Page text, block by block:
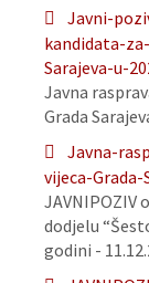
Javni-
kandidata-
Sarajeva-u-
Javna
Grada
Javna-
vijeca-
JAVNIPOZIV
dodjelu
godini -